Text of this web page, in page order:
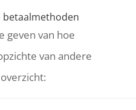
betaalmethoden
geven van hoe
van andere